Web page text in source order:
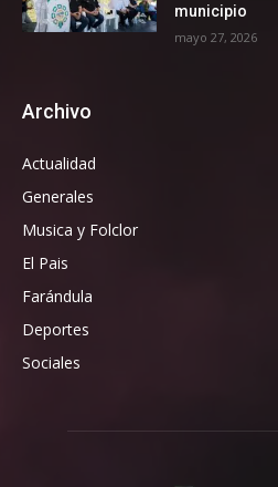
municipio
mayo 27, 2026
Archivo
Actualidad
Generales
Musica y Folclor
El Pais
Farándula
Deportes
Sociales